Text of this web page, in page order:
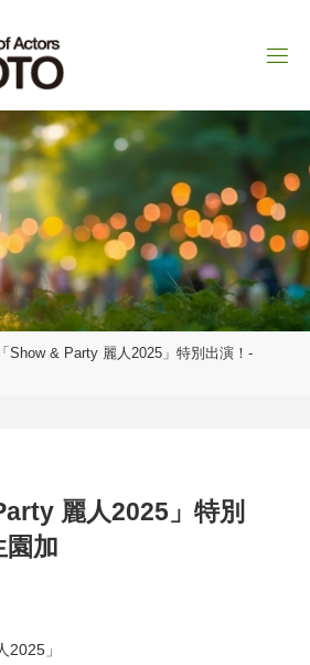
「Show & Party 麗人2025」特別出演！-
麗人2025」特別
園加
2025」